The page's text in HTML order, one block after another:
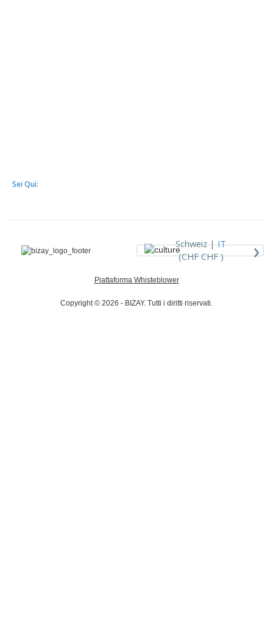
Sei Qui:
Schweiz |IT
(CHF CHF )
›
Piattaforma Whisteblower
Copyright © 2026 - BIZAY. Tutti i diritti riservati.